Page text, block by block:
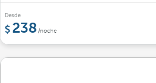
Desde
238 /noche